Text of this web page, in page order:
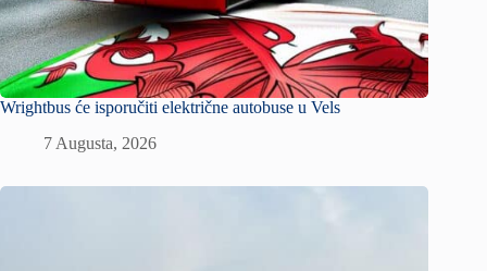
Wrightbus će isporučiti električne autobuse u Vels
7 Augusta, 2026